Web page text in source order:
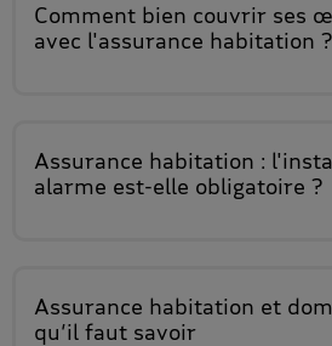
Comment bien couvrir ses
avec l'assurance habitation ?
Assurance habitation :
alarme est-elle obligatoire ?
Assurance habitation et
qu’il faut savoir